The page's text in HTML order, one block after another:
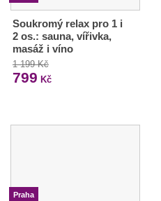
Soukromý relax pro 1 i
2 os.: sauna, vířivka,
masáž i víno
1 199 Kč
799 Kč
Praha